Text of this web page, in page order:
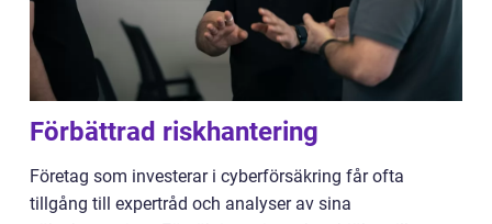
Förbättrad riskhantering
Företag som investerar i cyberförsäkring får ofta
tillgång till expertråd och analyser av sina